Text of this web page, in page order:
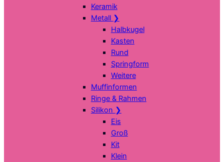
Keramik
Metall ❯
Halbkugel
Kasten
Rund
Springform
Weitere
Muffinformen
Ringe & Rahmen
Silikon ❯
Eis
Groß
Kit
Klein